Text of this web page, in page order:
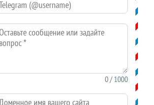
сообщение или задайте вопрос *
0/ 1000
имя вашего сайта